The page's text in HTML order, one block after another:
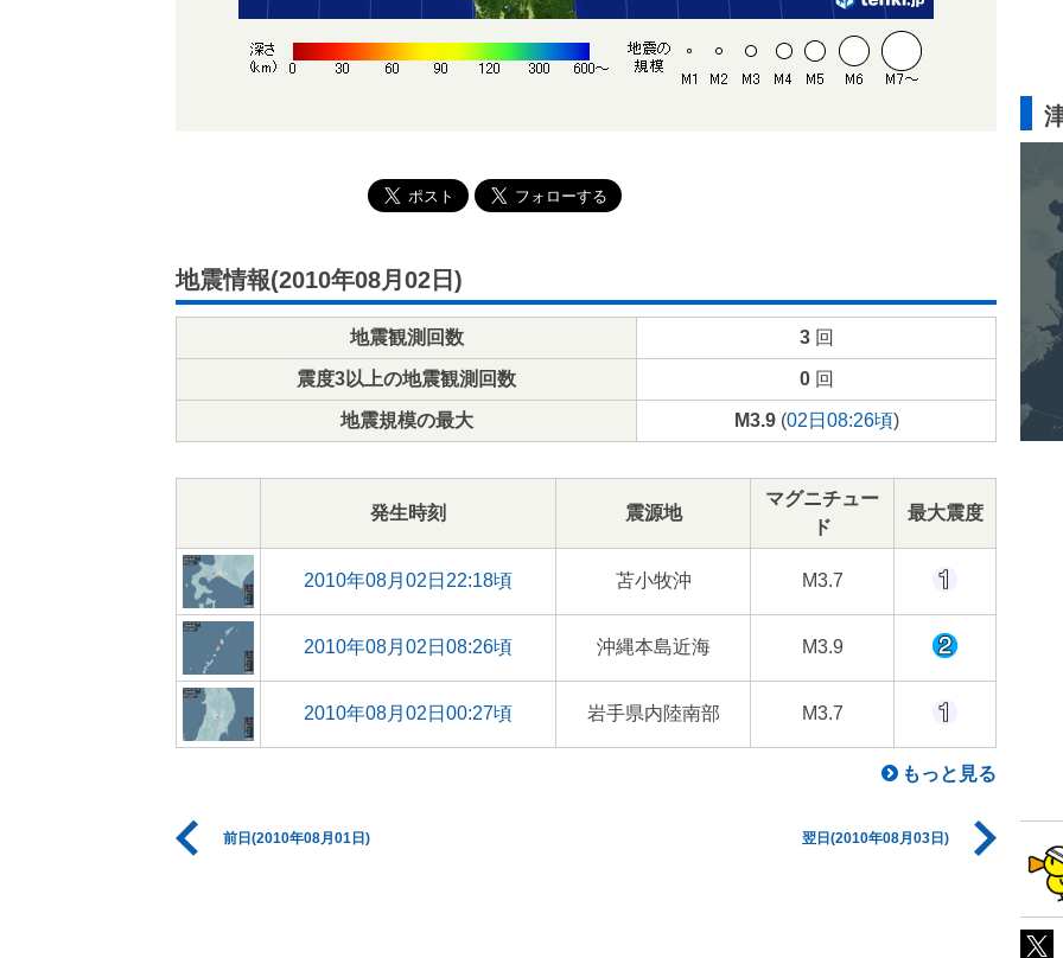
地震情報(2010年08月02日)
地震観測回数 3回
震度3以上の地震観測回数 0回
地震規模の最大 M3.9(02日08:26頃)
発生時刻 震源地
マグニチュー
ド
最大震度
2010年08月02日22:18頃 苫小牧沖 M3.7
2010年08月02日08:26頃 沖縄本島近海 M3.9
2010年08月02日00:27頃 岩手県内陸南部 M3.7
もっと見る
前日(2010年08月01日) 翌日(2010年08月03日)